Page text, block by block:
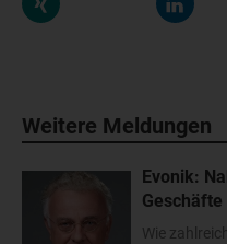
Weitere Meldungen
Evonik:
Geschäfte
Wie